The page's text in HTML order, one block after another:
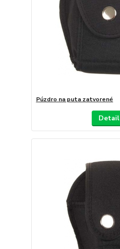
Púzdro na puta zatvorené
Detail